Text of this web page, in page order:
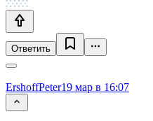
Ответить
ErshoffPeter19 мар в 16:07